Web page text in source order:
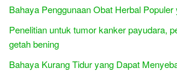
Bahaya Penggunaan Obat Herbal
Penelitian untuk tumor kanker payudara,
getah bening
Bahaya Kurang Tidur yang Dapat